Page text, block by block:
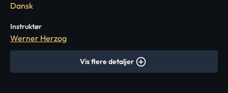
Dansk
Instruktør
Werner Herzog
Vis flere detaljer